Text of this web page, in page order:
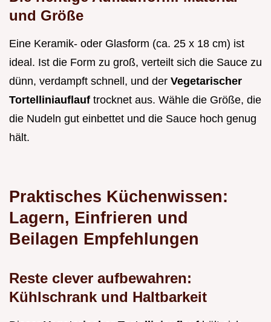
und Größe
Eine Keramik- oder Glasform (ca. 25 x 18 cm) ist
ideal. Ist die Form zu groß, verteilt sich die Sauce zu
dünn, verdampft schnell, und der Vegetarischer
Tortelliniauflauf trocknet aus. Wähle die Größe, die
die Nudeln gut einbettet und die Sauce hoch genug
hält.
Praktisches Küchenwissen:
Lagern, Einfrieren und
Beilagen Empfehlungen
Reste clever aufbewahren:
Kühlschrank und Haltbarkeit